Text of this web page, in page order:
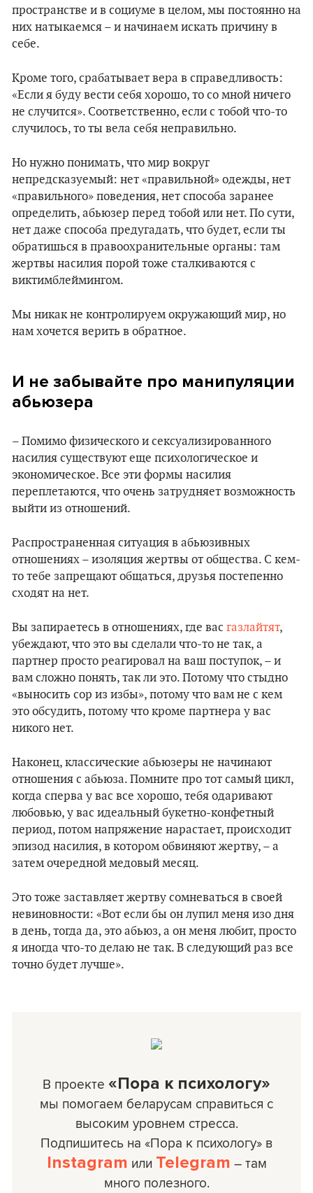
пространстве и в социуме в целом, мы постоянно на
них натыкаемся – и начинаем искать причину в
себе.
Кроме того, срабатывает вера в справедливость:
«Если я буду вести себя хорошо, то со мной ничего
не случится». Соответственно, если с тобой что-то
случилось, то ты вела себя неправильно.
Но нужно понимать, что мир вокруг
непредсказуемый: нет «правильной» одежды, нет
«правильного» поведения, нет способа заранее
определить, абьюзер перед тобой или нет. По сути,
нет даже способа предугадать, что будет, если ты
обратишься в правоохранительные органы: там
жертвы насилия порой тоже сталкиваются с
виктимблеймингом.
Мы никак не контролируем окружающий мир, но
нам хочется верить в обратное.
И не забывайте про манипуляции
абьюзера
– Помимо физического и сексуализированного
насилия существуют еще психологическое и
экономическое. Все эти формы насилия
переплетаются, что очень затрудняет возможность
выйти из отношений.
Распространенная ситуация в абьюзивных
отношениях – изоляция жертвы от общества. С кем-
то тебе запрещают общаться, друзья постепенно
сходят на нет.
Вы запираетесь в отношениях, где вас газлайтят,
убеждают, что это вы сделали что-то не так, а
партнер просто реагировал на ваш поступок, – и
вам сложно понять, так ли это. Потому что стыдно
«выносить сор из избы», потому что вам не с кем
это обсудить, потому что кроме партнера у вас
никого нет.
Наконец, классические абьюзеры не начинают
отношения с абьюза. Помните про тот самый цикл,
когда сперва у вас все хорошо, тебя одаривают
любовью, у вас идеальный букетно-конфетный
период, потом напряжение нарастает, происходит
эпизод насилия, в котором обвиняют жертву, – а
затем очередной медовый месяц.
Это тоже заставляет жертву сомневаться в своей
невиновности: «Вот если бы он лупил меня изо дня
в день, тогда да, это абьюз, а он меня любит, просто
я иногда что-то делаю не так. В следующий раз все
точно будет лучше».
В проекте «Пора к психологу»
мы помогаем беларусам справиться с
высоким уровнем стресса.
Подпишитесь на «Пора к психологу» в
Instagram или Telegram – там
много полезного.